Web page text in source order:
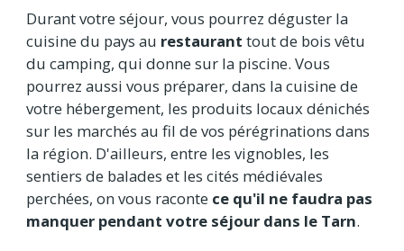
Durant votre séjour, vous pourrez déguster la
cuisine du pays au restaurant tout de bois vêtu
du camping, qui donne sur la piscine. Vous
pourrez aussi vous préparer, dans la cuisine de
votre hébergement, les produits locaux dénichés
sur les marchés au fil de vos pérégrinations dans
la région. D'ailleurs, entre les vignobles, les
sentiers de balades et les cités médiévales
perchées, on vous raconte ce qu'il ne faudra pas
manquer pendant votre séjour dans le Tarn.